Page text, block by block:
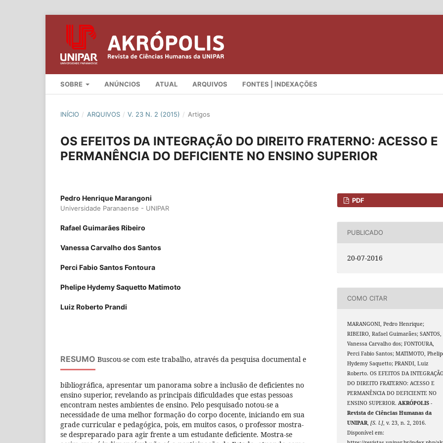
SOBRE ANÚNCIOS ATUAL ARQUIVOS FONTES | INDEXAÇÕES
INÍCIO / ARQUIVOS / V. 23 N. 2 (2015) / Artigos
OS EFEITOS DA INTEGRAÇÃO DO DIREITO FRATERNO: ACESSO E
PERMANÊNCIA DO DEFICIENTE NO ENSINO SUPERIOR
Pedro Henrique Marangoni
Universidade Paranaense - UNIPAR
Rafael Guimarães Ribeiro
Vanessa Carvalho dos Santos
Perci Fabio Santos Fontoura
Phelipe Hydemy Saquetto Matimoto
Luiz Roberto Prandi
RESUMO Buscou-se com este trabalho, através da pesquisa documental e
bibliográfica, apresentar um panorama sobre a inclusão de deficientes no
ensino superior, revelando as principais dificuldades que estas pessoas
encontram nestes ambientes de ensino. Pelo pesquisado notou-se a
necessidade de uma melhor formação do corpo docente, iniciando em sua
grade curricular e pedagógica, pois, em muitos casos, o professor mostra-
se despreparado para agir frente a um estudante deficiente. Mostra-se
PDF
PUBLICADO
20-07-2016
COMO CITAR
MARANGONI, Pedro Henrique;
RIBEIRO, Rafael Guimarães; SANTOS,
Vanessa Carvalho dos; FONTOURA,
Perci Fabio Santos; MATIMOTO,
Hydemy Saquetto; PRANDI, Luiz
Roberto. OS EFEITOS DA
DO DIREITO FRATERNO: ACESSO E
PERMANÊNCIA DO DEFICIENTE NO
ENSINO SUPERIOR.AKRÓPOLIS -
Revista de Ciências Humanas da
UNIPAR,[S. l.], v. 23, n. 2, 2016.
Disponível em: